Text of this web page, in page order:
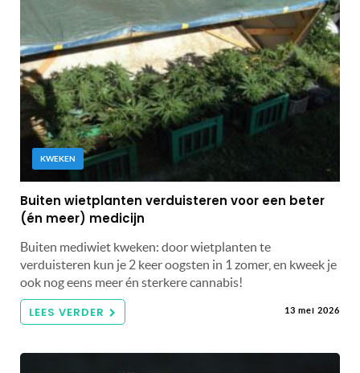
KWEKEN
Buiten wietplanten verduisteren voor een beter
(én meer) medicijn
Buiten mediwiet kweken: door wietplanten te
verduisteren kun je 2 keer oogsten in 1 zomer, en kweek je
ook nog eens meer én sterkere cannabis!
LEES VERDER 13 mei 2026